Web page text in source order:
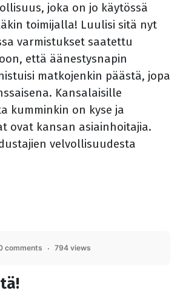
joka on jo käytössä
toimijalla! Luulisi sitä nyt
varmistukset saatettu
että äänestysnapin
matkojenkin päästä, jopa
Kansalaisille
kumminkin on kyse ja
ovat kansan asiainhoitajia.
velvollisuudesta
comments 794 views